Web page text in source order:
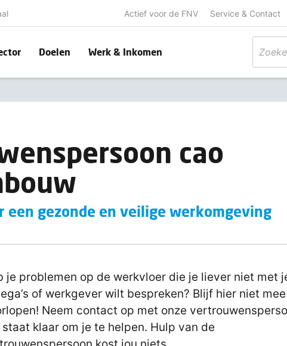
Actief voor de FNV Service & Contact
Doelen Werk & Inkomen
cao
een gezonde en veilige werkomgeving
je problemen op de werkvloer die je liever niet met
of werkgever wilt bespreken? Blijf hier niet mee
Neem contact op met onze
staat klaar om je te helpen. Hulp van de